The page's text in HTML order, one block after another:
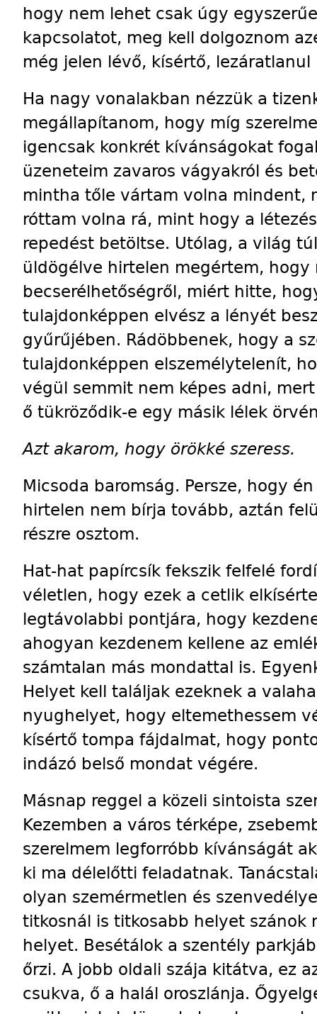
hogy nem lehet csak úgy
kapcsolatot, meg kell dolgoznom
még jelen lévő, kísértő,
Ha nagy vonalakban nézzük a
megállapítanom, hogy míg
igencsak konkrét kívánságokat
üzeneteim zavaros vágyakról és
mintha tőle vártam volna mindent,
róttam volna rá, mint hogy a
repedést betöltse. Utólag, a világ
üldögélve hirtelen megértem,
becserélhetőségről, miért hitte,
tulajdonképpen elvész a lényét
gyűrűjében. Rádöbbenek, hogy a
tulajdonképpen elszemélytelenít,
végül semmit nem képes adni,
ő tükröződik-e egy másik lélek
Azt akarom, hogy örökké szeress.
Micsoda baromság. Persze, hogy
hirtelen nem bírja tovább, aztán
részre osztom.
Hat-hat papírcsík fekszik felfelé
véletlen, hogy ezek a cetlik
legtávolabbi pontjára, hogy
ahogyan kezdenem kellene az
számtalan más mondattal is.
Helyet kell találjak ezeknek a
nyughelyet, hogy eltemethessem
kísértő tompa fájdalmat, hogy
indázó belső mondat végére.
Másnap reggel a közeli sintoista
Kezemben a város térképe,
szerelmem legforróbb kívánságát
ki ma délelőtti feladatnak.
olyan szemérmetlen és
titkosnál is titkosabb helyet szánok
helyet. Besétálok a szentély
őrzi. A jobb oldali szája kitátva, ez
csukva, ő a halál oroszlánja.